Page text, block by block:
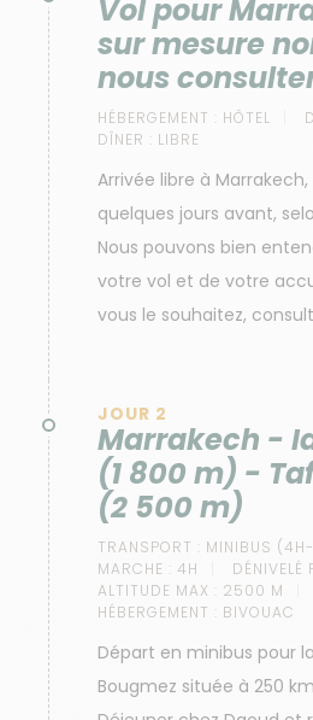
Vol pour
sur mesure
nous
HÉBERGEMENT : HÔTEL
DÎNER : LIBRE
Arrivée libre à
quelques jours avant,
Nous pouvons bien
votre vol et de votre
vous le souhaitez,
JOUR 2
Marrakech -
(1 800 m) -
(2 500 m)
TRANSPORT : MINIBUS
MARCHE : 4H DÉNIVELÉ
ALTITUDE MAX : 2500 M
HÉBERGEMENT : BIVOUAC
Départ en minibus pour
Bougmez située à 250